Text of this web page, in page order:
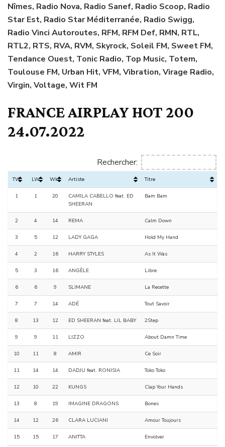
Nîmes, Radio Nova, Radio Sanef, Radio Scoop, Radio
Star Est, Radio Star Méditerranée, Radio Swigg,
Radio Vinci Autoroutes, RFM, RFM Def, RMN, RTL,
RTL2, RTS, RVA, RVM, Skyrock, Soleil FM, Sweet FM,
Tendance Ouest, Tonic Radio, Top Music, Totem,
Toulouse FM, Urban Hit, VFM, Vibration, Virage Radio,
Virgin, Voltage, Wit FM
FRANCE AIRPLAY HOT 200
24.07.2022
Rechercher:
TW LW Wks Artiste Titre
1 1 20
CAMILA CABELLO feat. ED
SHEERAN
Bam Bam
2 4 14 REMA Calm Down
3 5 12 LADY GAGA Hold My Hand
4 2 16 HARRY STYLES As It Was
5 3 16 ANGÈLE Libre
6 6 9 SLIMANE La Recette
7 7 14 ADÉ Tout Savoir
8 13 12 ED SHEERAN feat. LIL BABY 2Step
9 9 11 LIZZO About Damn Time
10 11 8 AMIR Ce Soir
11 14 14 DADJU feat. RONISIA Toko Toko
12 10 22 KUNGS Clap Your Hands
13 8 19 IMAGINE DRAGONS Bones
14 12 26 CLARA LUCIANI Amour Toujours
15 15 17 ANITTA Envolver